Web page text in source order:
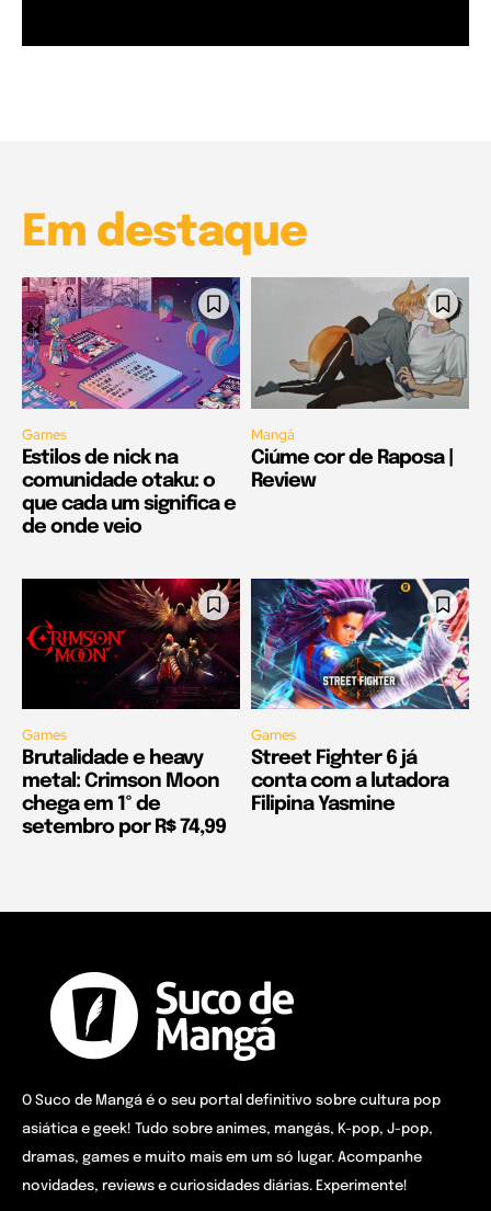
Em destaque
Games
Estilos de nick na
comunidade otaku: o
que cada um significa e
de onde veio
Mangá
Ciúme cor de Raposa |
Review
Games
Brutalidade e heavy
metal: Crimson Moon
chega em 1º de
setembro por R$ 74,99
Games
Street Fighter 6 já
conta com a lutadora
Filipina Yasmine
O Suco de Mangá é o seu portal definitivo sobre cultura pop
asiática e geek! Tudo sobre animes, mangás, K-pop, J-pop,
dramas, games e muito mais em um só lugar. Acompanhe
novidades, reviews e curiosidades diárias. Experimente!